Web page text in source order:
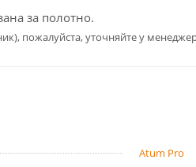
за полотно.
пожалуйста, уточняйте у
Atum Pro